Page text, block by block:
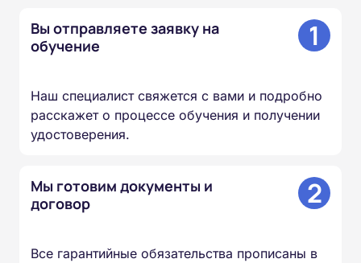
Вы отправляете заявку на
обучение
1
Наш специалист свяжется с вами и подробно
расскажет о процессе обучения и получении
удостоверения.
Мы готовим документы и
договор
2
Все гарантийные обязательства прописаны в